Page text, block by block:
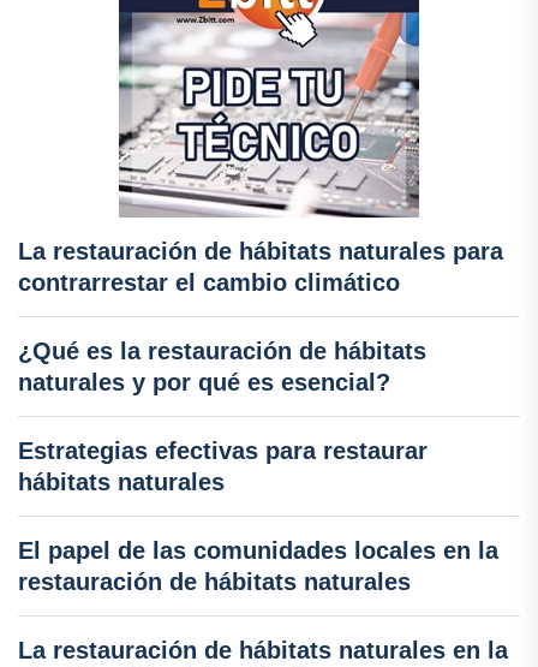
La restauración de hábitats naturales para
contrarrestar el cambio climático
¿Qué es la restauración de hábitats
naturales y por qué es esencial?
Estrategias efectivas para restaurar
hábitats naturales
El papel de las comunidades locales en la
restauración de hábitats naturales
La restauración de hábitats naturales en la